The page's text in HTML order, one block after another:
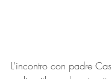
L’incontro con padre